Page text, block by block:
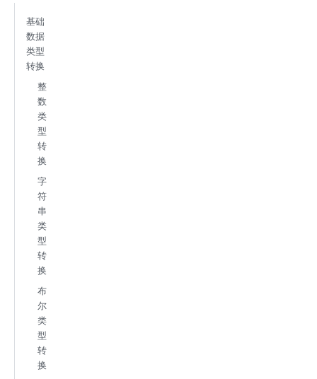
基础
数据
类型
转换
整
数
类
型
转
换
字
符
串
类
型
转
换
布
尔
类
型
转
换